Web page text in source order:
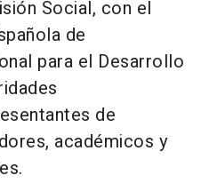
Social, con el
de
para el Desarrollo
de
académicos y